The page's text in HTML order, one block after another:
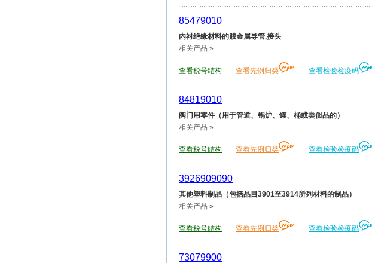
85479010
内衬绝缘材料的贱金属导管,接头
相关产品 »
查看税号结构 查看先例归类 查看检验检疫码
84819010
阀门用零件（用于管道、锅炉、罐、桶或类似品的）
相关产品 »
查看税号结构 查看先例归类 查看检验检疫码
3926909090
其他塑料制品（包括品目3901至3914所列材料的制品）
相关产品 »
查看税号结构 查看先例归类 查看检验检疫码
73079900